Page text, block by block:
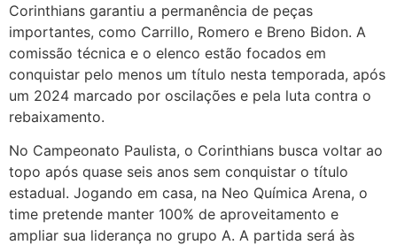
Corinthians garantiu a permanência de peças
importantes, como Carrillo, Romero e Breno Bidon. A
comissão técnica e o elenco estão focados em
conquistar pelo menos um título nesta temporada, após
um 2024 marcado por oscilações e pela luta contra o
rebaixamento.
No Campeonato Paulista, o Corinthians busca voltar ao
topo após quase seis anos sem conquistar o título
estadual. Jogando em casa, na Neo Química Arena, o
time pretende manter 100% de aproveitamento e
ampliar sua liderança no grupo A. A partida será às